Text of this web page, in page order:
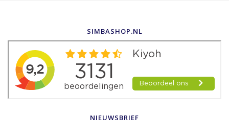
SIMBASHOP.NL
NIEUWSBRIEF